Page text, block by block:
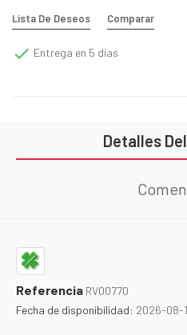
Lista De Deseos Comparar
 Entrega en 5 días
Detalles
Referencia RV00770
Fecha de disponibilidad: 2026-08-